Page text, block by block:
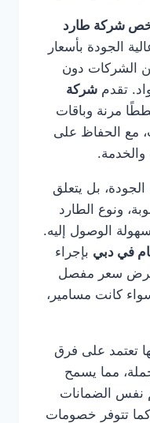
شركة طارد
الجودة بأسعار
الشركات دون
تقدم شركة
مرنة وباقات
مع الحفاظ على
والخدمة.
بل يتعلق
ونوع الطارد
الوصول إليه.
في دبي بإجراء
عرض سعر مفصل
كانت مسامير،
تعتمد على فرق
مما يسمح
نفس الضمانات
تتوفر خصومات